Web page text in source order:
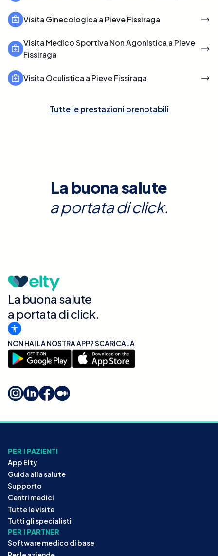
Visita Ginecologica a Pieve Fissiraga
Visita Medico Sportiva Non Agonistica a Pieve
Fissiraga
Visita Oculistica a Pieve Fissiraga
Tutte le prestazioni prenotabili
La buona salute
a portata di click.
La buona salute
a portata di click.
NON HAI LA NOSTRA APP? SCARICALA
PER I PAZIENTI
App Elty
Guida alla salute
Supporto
Centri medici
Tutte le visite
Tutti gli specialisti
PER I PARTNER
Software medico di base